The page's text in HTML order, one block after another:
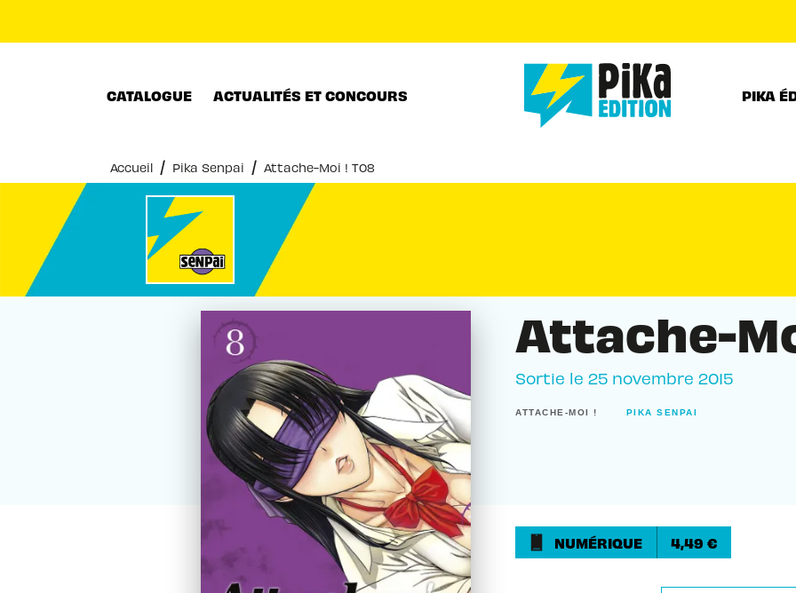
CATALOGUE ACTUALITÉS ET CONCOURS PIKA
Accueil / Pika Senpai / Attache-Moi ! T08
Attache-
Sortie le 25 novembre 2015
ATTACHE-MOI ! PIKA SENPAI
NUMÉRIQUE 4,49 €